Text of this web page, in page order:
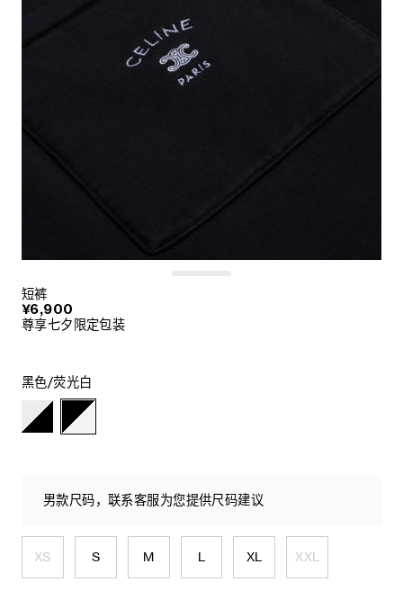
短裤
¥6,900
尊享七夕限定包装
黑色/荧光白
男款尺码，联系客服为您提供尺码建议
XS S M L XL XXL